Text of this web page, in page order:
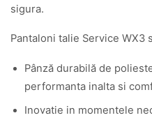
sigura.
Pantaloni talie Service WX3
Pânză durabilă de
performanta inalta si
Inovatie in momentele